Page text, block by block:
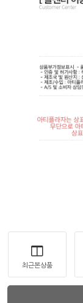
최근본상품